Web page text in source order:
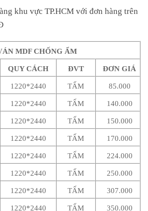
khu vực TP.HCM với đơn hàng trên
MDF CHỐNG ẨM
QUY CÁCH ĐVT ĐƠN GIÁ
1220*2440 TẤM 85.000
1220*2440 TẤM 140.000
1220*2440 TẤM 150.000
1220*2440 TẤM 170.000
1220*2440 TẤM 224.000
1220*2440 TẤM 250.000
1220*2440 TẤM 307.000
1220*2440 TẤM 350.000